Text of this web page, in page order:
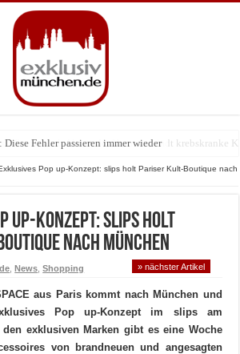
Fehler passieren immer wieder
Sternekoch Alexander Herrmann lädt krebskranke
Pop up-Konzept: slips holt Pariser Kult-Boutique nach
up-Konzept: slips holt
nach München
,News ,Shopping » nächster Artikel
aus Paris kommt nach München und
Pop up-Konzept im slips am
den exklusiven Marken gibt es eine Woche
von brandneuen und angesagten